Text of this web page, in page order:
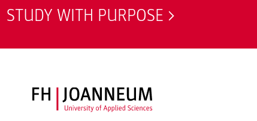
STUDY WITH PURPOSE
FH JOANNEUM Logo